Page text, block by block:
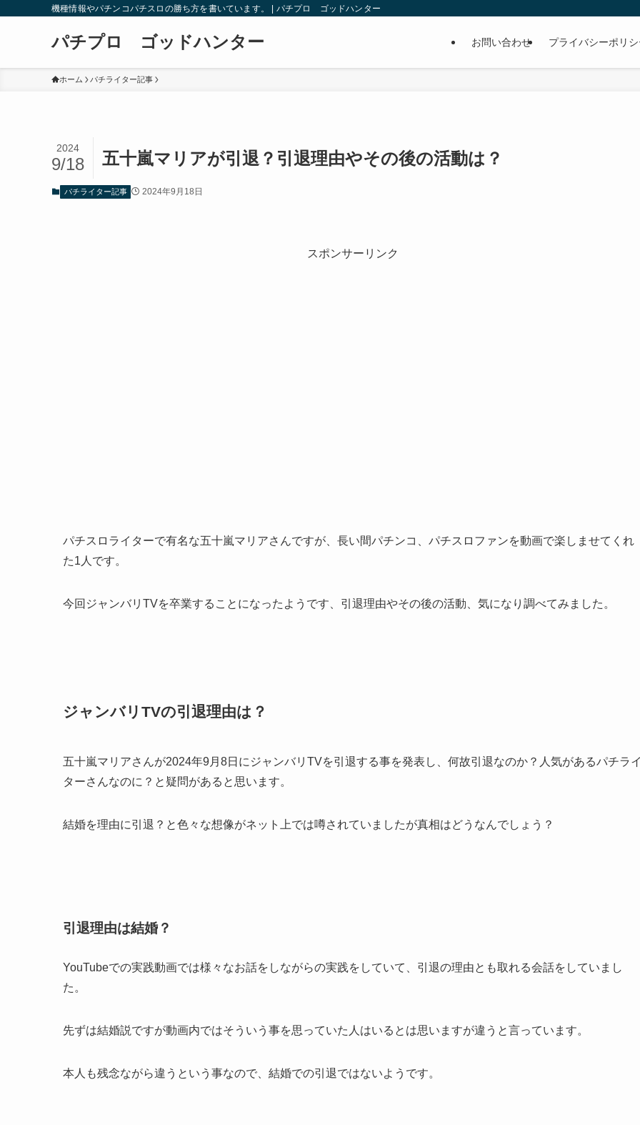
機種情報やパチンコパチスロの勝ち方を書いています。 | パチプロ ゴッドハンター
パチプロ ゴッドハンター お問い合わせ プライバシーポリ
ホーム パチライター記事
五十嵐マリアが引退？引退理由やその後の活動は？
2024
9/18
パチライター記事 2024年9月18日
スポンサーリンク
パチスロライターで有名な五十嵐マリアさんですが、長い間パチンコ、パチスロファンを動画で楽しませてくれ
た1人です。
今回ジャンバリTVを卒業することになったようです、引退理由やその後の活動、気になり調べてみました。
ジャンバリTVの引退理由は？
五十嵐マリアさんが2024年9月8日にジャンバリTVを引退する事を発表し、何故引退なのか？人気があるパチラ
ターさんなのに？と疑問があると思います。
結婚を理由に引退？と色々な想像がネット上では噂されていましたが真相はどうなんでしょう？
引退理由は結婚？
YouTubeでの実践動画では様々なお話をしながらの実践をしていて、引退の理由とも取れる会話をしていまし
た。
先ずは結婚説ですが動画内ではそういう事を思っていた人はいるとは思いますが違うと言っています。
本人も残念ながら違うという事なので、結婚での引退ではないようです。